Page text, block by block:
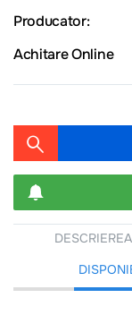
Producator:
Achitare Online